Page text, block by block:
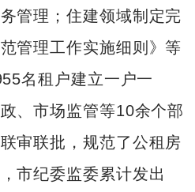
管理；住建领域制定完
管理工作实施细则》等
名租户建立一户一
、市场监管等10余个部
审联批，规范了公租房
市纪委监委累计发出